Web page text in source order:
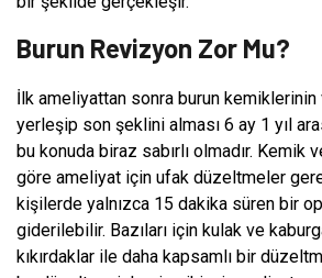
Burun Revizyon Zor Mu?
İlk ameliyattan sonra burun kemiklerinin
yerleşip son şeklini alması 6 ay 1 yıl
bu konuda biraz sabırlı olmadır. Kemik
göre ameliyat için ufak düzeltmeler
kişilerde yalnızca 15 dakika süren bir
giderilebilir. Bazıları için kulak ve
kıkırdaklar ile daha kapsamlı bir